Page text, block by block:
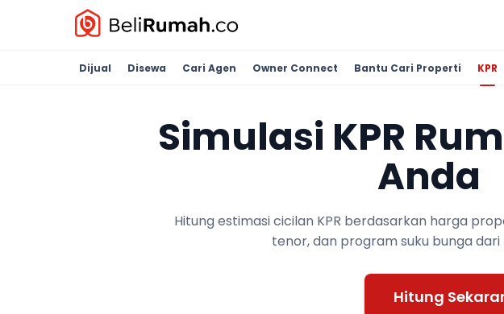
Dijual Disewa Cari Agen Owner Connect Bantu Cari Properti KPR
Simulasi KPR
Anda
Hitung estimasi cicilan KPR berdasarkan harga
tenor, dan program suku bunga dari
Hitung